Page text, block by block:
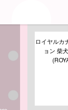
ロイヤルカ
ョン 柴